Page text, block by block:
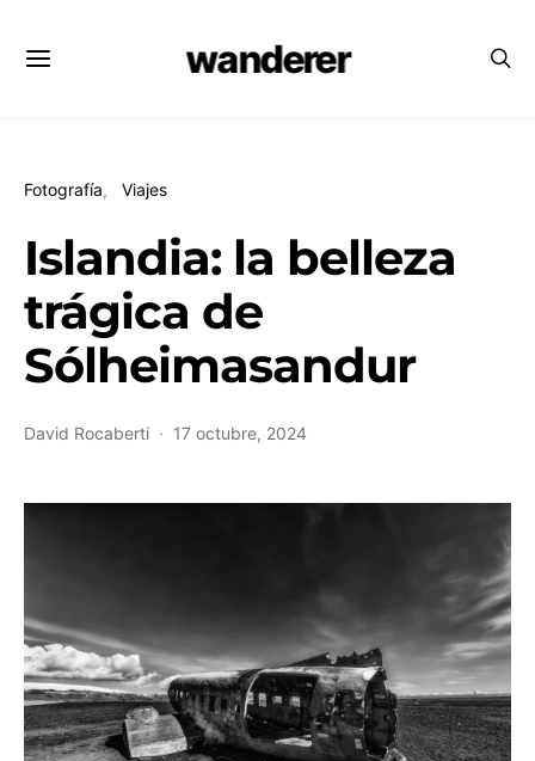
wanderer
Fotografía Viajes
Islandia: la belleza
trágica de
Sólheimasandur
David Rocaberti 17 octubre, 2024